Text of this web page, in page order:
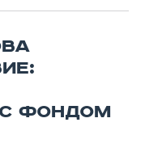
ФОНДОМ